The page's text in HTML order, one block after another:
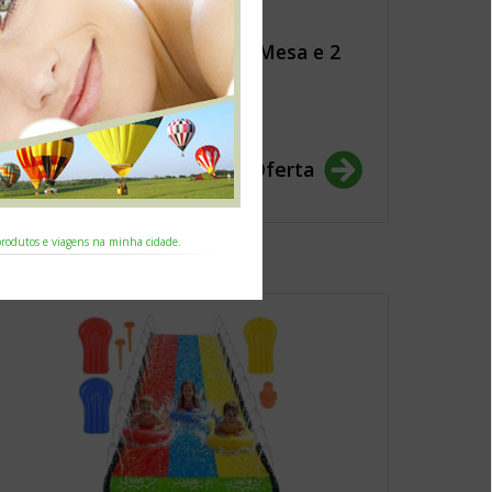
Conjunto de Varanda com Mesa e 2
Cadeiras – Preto
135.00€ Ver Oferta
e viagens na minha cidade.